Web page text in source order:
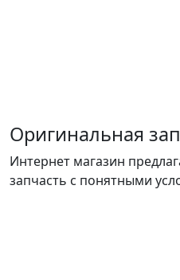
Оригинальная
Интернет магазин
запчасть с понятными